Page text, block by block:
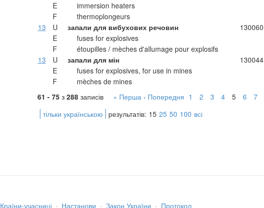
E
immersion heaters
F
thermoplongeurs
13
U запали для вибухових речовин
130060
E
fuses for explosives
F
étoupilles / mèches d'allumage pour explosifs
13
U запали для мін
130044
E
fuses for explosives, for use in mines
F
mèches de mines
61 - 75з 288записів « Перша ‹ Попередня 1 2 3 4 5 6 7
тільки українською
результатів: 15 25 50 100 всі
Країни-учасниці · Настанови · Закон України · Протокол